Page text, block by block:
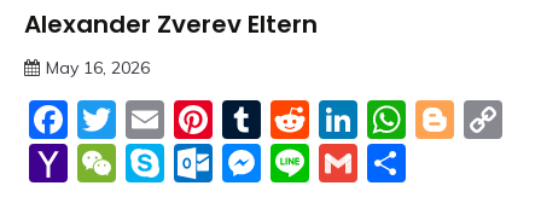
Trends
Alexander Zverev Eltern
May 16, 2026
Facebook
Twitter
EmailPinterest
Tumblr
Reddit
LinkedIn
Yahoo
WeChat
SkypeOutlook.com
Messenger
LineGmail